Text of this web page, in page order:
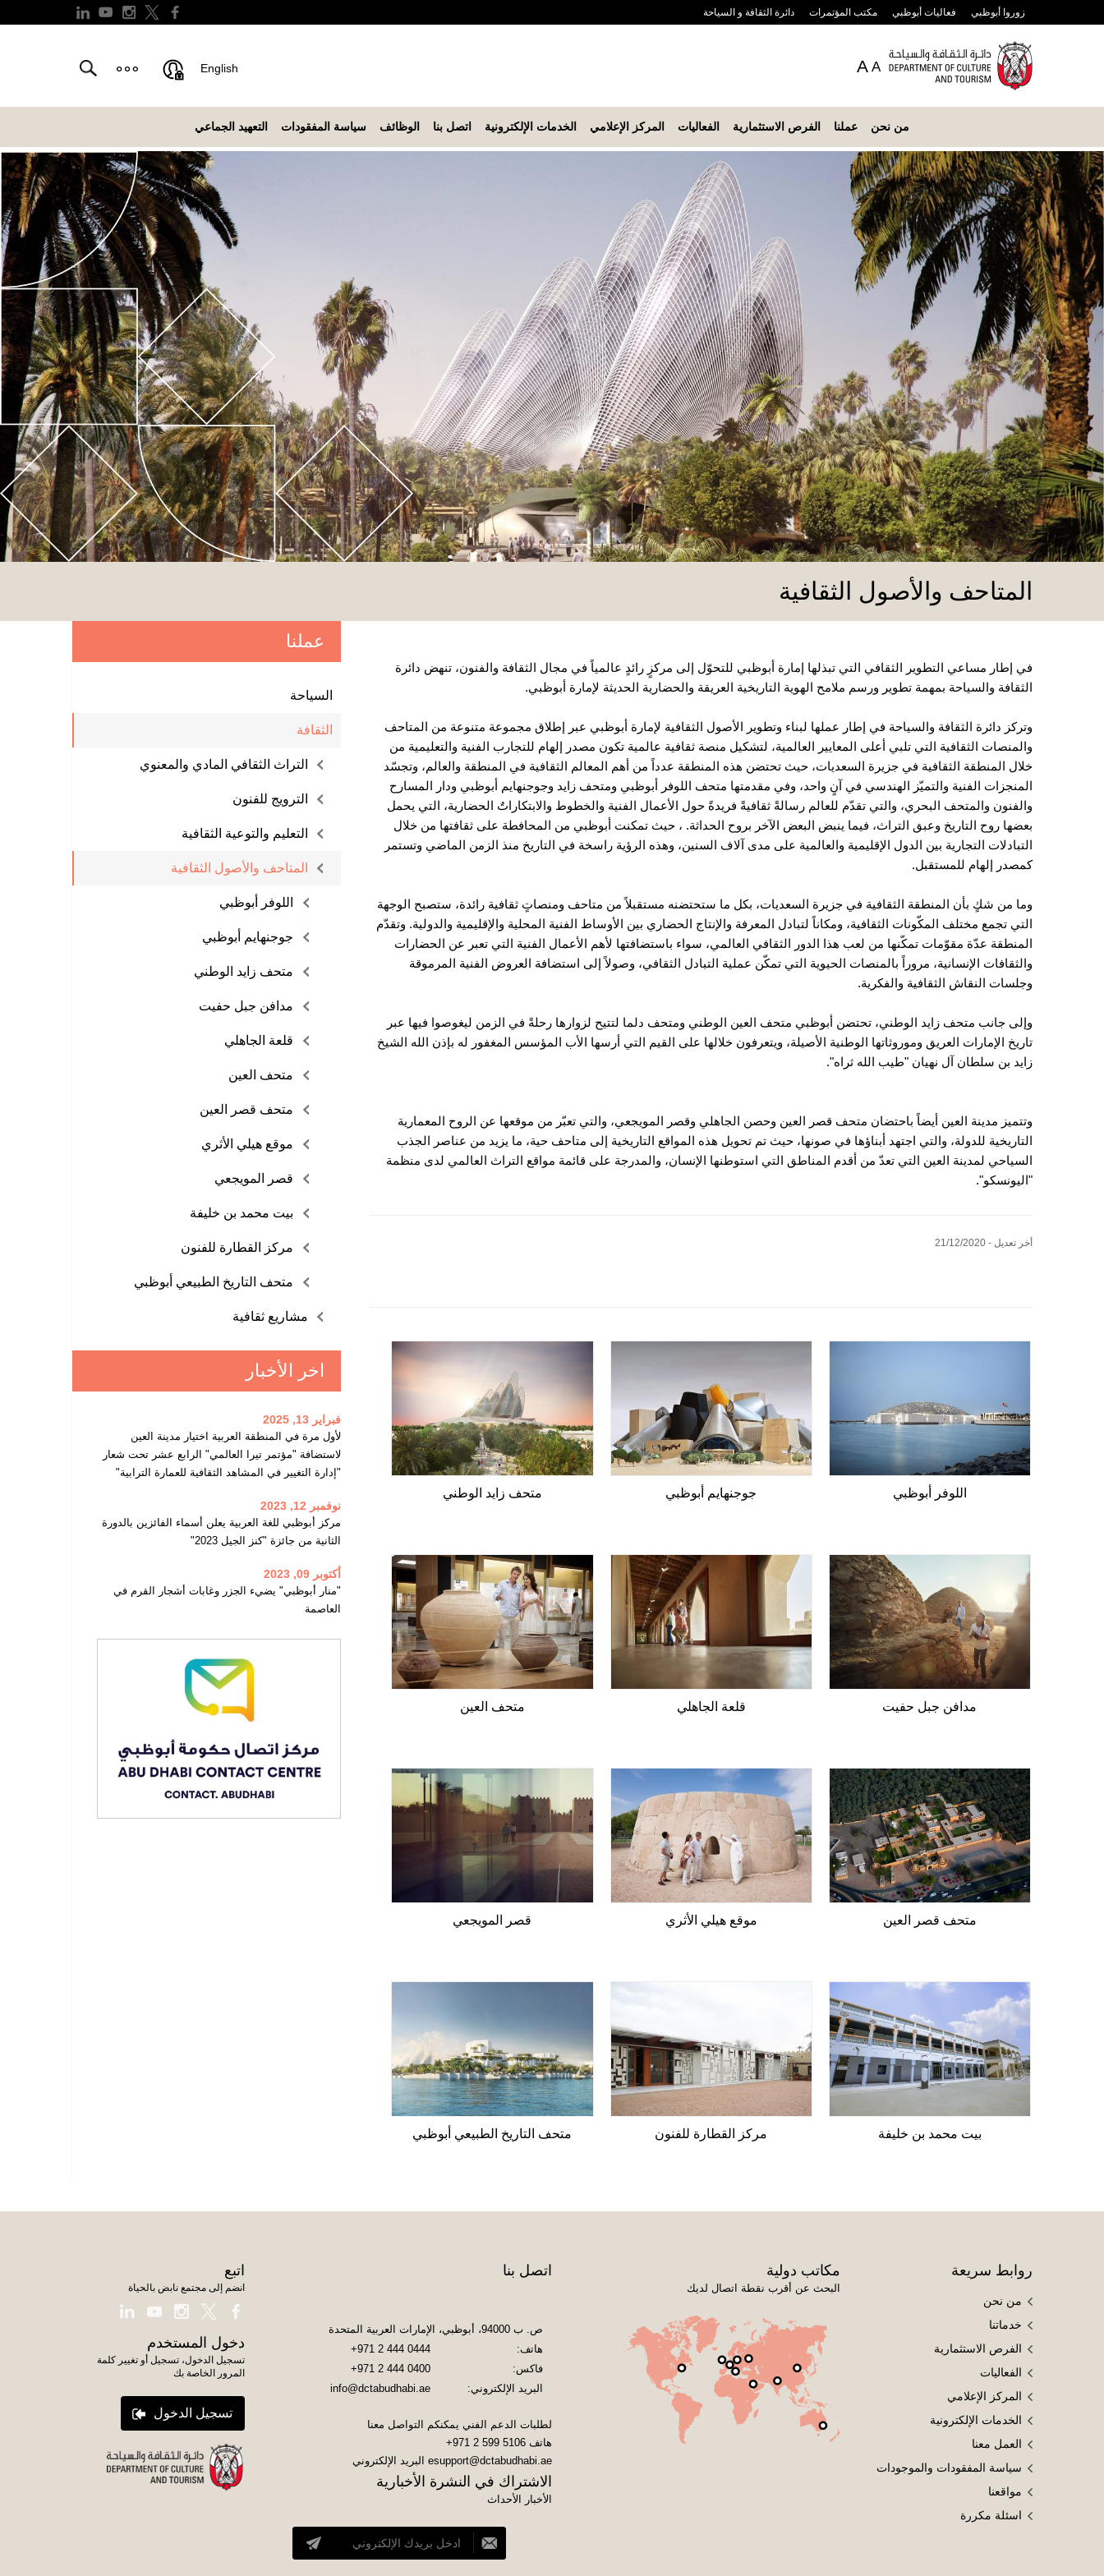
زوروا أبوظبي فعاليات أبوظبي مكتب المؤتمرات دائرة الثقافة و السياحة
A A
English
من نحن عملنا الفرص الاستثمارية الفعاليات المركز الإعلامي الخدمات الإلكترونية اتصل بنا الوظائف سياسة المفقودات التعهيد الجماعي
المتاحف والأصول الثقافية
في إطار مساعي التطوير الثقافي التي تبذلها إمارة أبوظبي للتحوّل إلى مركزٍ رائدٍ عالمياً في مجال الثقافة والفنون، تنهض دائرة
الثقافة والسياحة بمهمة تطوير ورسم ملامح الهوية التاريخية العريقة والحضارية الحديثة لإمارة أبوظبي.
وتركز دائرة الثقافة والسياحة في إطار عملها لبناء وتطوير الأصول الثقافية لإمارة أبوظبي عبر إطلاق مجموعة متنوعة من المتاحف
والمنصات الثقافية التي تلبي أعلى المعايير العالمية، لتشكيل منصة ثقافية عالمية تكون مصدر إلهام للتجارب الفنية والتعليمية من
خلال المنطقة الثقافية في جزيرة السعديات، حيث تحتضن هذه المنطقة عدداً من أهم المعالم الثقافية في المنطقة والعالم، وتجسّد
المنجزات الفنية والتميّز الهندسي في آنٍ واحد، وفي مقدمتها متحف اللوفر أبوظبي ومتحف زايد وجوجنهايم أبوظبي ودار المسارح
والفنون والمتحف البحري، والتي تقدّم للعالم رسالةً ثقافيةً فريدةً حول الأعمال الفنية والخطوط والابتكاراتٌ الحضارية، التي يحمل
بعضها روح التاريخ وعبق التراث، فيما ينبض البعض الآخر بروح الحداثة. ، حيث تمكنت أبوظبي من المحافطة على ثقافتها من خلال
التبادلات التجارية بين الدول الإقليمية والعالمية على مدى آلاف السنين، وهذه الرؤية راسخة في التاريخ منذ الزمن الماضي وتستمر
كمصدر إلهام للمستقبل.
وما من شكٍ بأن المنطقة الثقافية في جزيرة السعديات، بكل ما ستحتضنه مستقبلاً من متاحف ومنصاتٍ ثقافية رائدة، ستصبح الوجهة
التي تجمع مختلف المكّونات الثقافية، ومكاناً لتبادل المعرفة والإنتاج الحضاري بين الأوساط الفنية المحلية والإقليمية والدولية. وتقدّم
المنطقة عدّة مقوّمات تمكّنها من لعب هذا الدور الثقافي العالمي، سواء باستضافتها لأهم الأعمال الفنية التي تعبر عن الحضارات
والثقافات الإنسانية، مروراً بالمنصات الحيوية التي تمكّن عملية التبادل الثقافي، وصولاً إلى استضافة العروض الفنية المرموقة
وجلسات النقاش الثقافية والفكرية.
وإلى جانب متحف زايد الوطني، تحتضن أبوظبي متحف العين الوطني ومتحف دلما لتتيح لزوارها رحلةً في الزمن ليغوصوا فيها عبر
تاريخ الإمارات العريق وموروثاتها الوطنية الأصيلة، ويتعرفون خلالها على القيم التي أرسها الأب المؤسس المغفور له بإذن الله الشيخ
زايد بن سلطان آل نهيان "طيب الله ثراه".
وتتميز مدينة العين أيضاً باحتضان متحف قصر العين وحصن الجاهلي وقصر المويجعي، والتي تعبّر من موقعها عن الروح المعمارية
التاريخية للدولة، والتي اجتهد أبناؤها في صونها، حيث تم تحويل هذه المواقع التاريخية إلى متاحف حية، ما يزيد من عناصر الجذب
السياحي لمدينة العين التي تعدّ من أقدم المناطق التي استوطنها الإنسان، والمدرجة على قائمة مواقع التراث العالمي لدى منظمة
"اليونسكو".
أخر تعديل - 21/12/2020
اللوفر أبوظبي جوجنهايم أبوظبي متحف زايد الوطني
مدافن جبل حفيت قلعة الجاهلي متحف العين
متحف قصر العين موقع هيلي الأثري قصر المويجعي
بيت محمد بن خليفة مركز القطارة للفنون متحف التاريخ الطبيعي أبوظبي
عملنا
السياحة
الثقافة
التراث الثقافي المادي والمعنوي
الترويج للفنون
التعليم والتوعية الثقافية
المتاحف والأصول الثقافية
اللوفر أبوظبي
جوجنهايم أبوظبي
متحف زايد الوطني
مدافن جبل حفيت
قلعة الجاهلي
متحف العين
متحف قصر العين
موقع هيلي الأثري
قصر المويجعي
بيت محمد بن خليفة
مركز القطارة للفنون
متحف التاريخ الطبيعي أبوظبي
مشاريع ثقافية
اخر الأخبار
فبراير 13, 2025
لأول مرة في المنطقة العربية اختيار مدينة العين
لاستضافة "مؤتمر تيرا العالمي" الرابع عشر تحت شعار
"إدارة التغيير في المشاهد الثقافية للعمارة الترابية"
نوفمبر 12, 2023
مركز أبوظبي للغة العربية يعلن أسماء الفائزين بالدورة
الثانية من جائزة "كنز الجيل 2023"
أكتوبر 09, 2023
"منار أبوظبي" يضيء الجزر وغابات أشجار القرم في
العاصمة
روابط سريعة
من نحن
خدماتنا
الفرص الاستثمارية
الفعاليات
المركز الإعلامي
الخدمات الإلكترونية
العمل معنا
سياسة المفقودات والموجودات
مواقعنا
اسئلة مكررة
مكاتب دولية
البحث عن أقرب نقطة اتصال لديك
اتصل بنا
ص. ب 94000، أبوظبي، الإمارات العربية المتحدة
هاتف:
+971 2 444 0444
فاكس:
+971 2 444 0400
البريد الإلكتروني:
info@dctabudhabi.ae
لطلبات الدعم الفني يمكنكم التواصل معنا
هاتف +971 2 599 5106
esupport@dctabudhabi.ae البريد الإلكتروني
الاشتراك في النشرة الأخبارية
الأخبار الأحداث
اتبع
انضم إلى مجتمع نابض بالحياة
دخول المستخدم
تسجيل الدخول، تسجيل أو تغيير كلمة
المرور الخاصة بك
تسجيل الدخول